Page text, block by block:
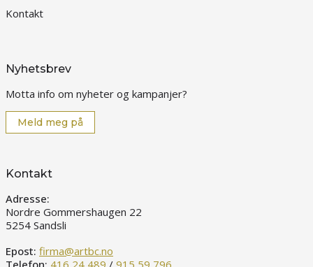
Kontakt
Nyhetsbrev
Motta info om nyheter og kampanjer?
Meld meg på
Kontakt
Adresse:
Nordre Gommershaugen 22
5254 Sandsli
Epost: firma@artbc.no
Telefon: 416 24 489 / 915 59 796